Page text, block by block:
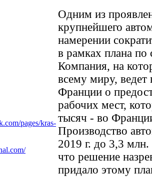
Одним из
крупнейшего
намерении
в рамках плана
Компания, на
всему миру, ведет
Франции о
рабочих мест,
тысяч - во
Производство
2019 г. до 3,3 млн.
что решение
придало этому